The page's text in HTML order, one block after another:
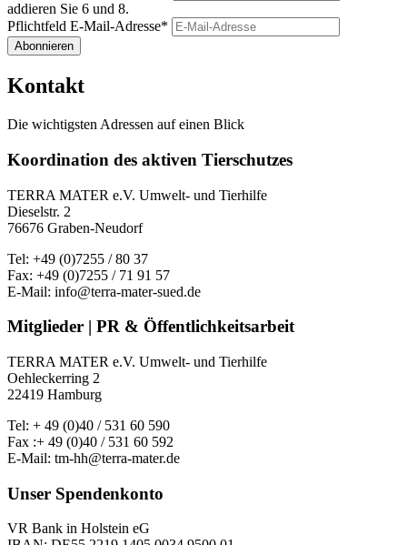
addieren Sie 6 und 8.
Pflichtfeld E-Mail-Adresse*
Abonnieren
Kontakt
Die wichtigsten Adressen auf einen Blick
Koordination des aktiven Tierschutzes
TERRA MATER e.V. Umwelt- und Tierhilfe
Dieselstr. 2
76676 Graben-Neudorf
Tel: +49 (0)7255 / 80 37
Fax: +49 (0)7255 / 71 91 57
E-Mail: info@terra-mater-sued.de
Mitglieder | PR & Öffentlichkeitsarbeit
TERRA MATER e.V. Umwelt- und Tierhilfe
Oehleckerring 2
22419 Hamburg
Tel: + 49 (0)40 / 531 60 590
Fax :+ 49 (0)40 / 531 60 592
E-Mail: tm-hh@terra-mater.de
Unser Spendenkonto
VR Bank in Holstein eG